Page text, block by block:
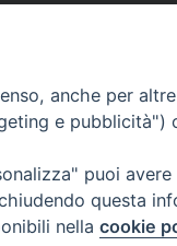
anche per
e pubblicità")
puoi
questa
nella cookie